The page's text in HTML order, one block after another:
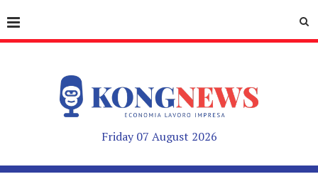
Friday 07 August 2026